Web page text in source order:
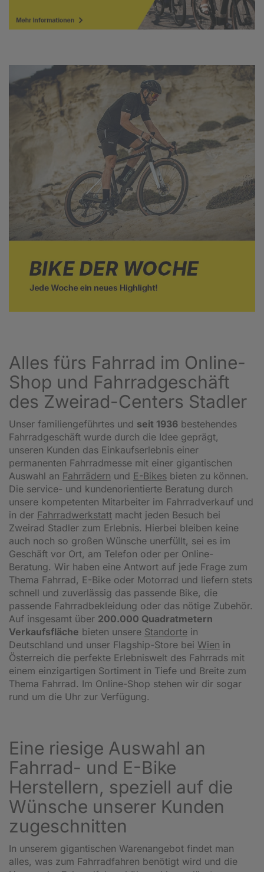
Alles fürs Fahrrad im Online-
Shop und Fahrradgeschäft
des Zweirad-Centers Stadler
Unser familiengeführtes und seit 1936 bestehendes
Fahrradgeschäft wurde durch die Idee geprägt,
unseren Kunden das Einkaufserlebnis einer
permanenten Fahrradmesse mit einer gigantischen
Auswahl an Fahrrädern und E-Bikes bieten zu können.
Die service- und kundenorientierte Beratung durch
unsere kompetenten Mitarbeiter im Fahrradverkauf und
in der Fahrradwerkstatt macht jeden Besuch bei
Zweirad Stadler zum Erlebnis. Hierbei bleiben keine
auch noch so großen Wünsche unerfüllt, sei es im
Geschäft vor Ort, am Telefon oder per Online-
Beratung. Wir haben eine Antwort auf jede Frage zum
Thema Fahrrad, E-Bike oder Motorrad und liefern stets
schnell und zuverlässig das passende Bike, die
passende Fahrradbekleidung oder das nötige Zubehör.
Auf insgesamt über 200.000 Quadratmetern
Verkaufsfläche bieten unsere Standorte in
Deutschland und unser Flagship-Store bei Wien in
Österreich die perfekte Erlebniswelt des Fahrrads mit
einem einzigartigen Sortiment in Tiefe und Breite zum
Thema Fahrrad. Im Online-Shop stehen wir dir sogar
rund um die Uhr zur Verfügung.
Eine riesige Auswahl an
Fahrrad- und E-Bike
Herstellern, speziell auf die
Wünsche unserer Kunden
zugeschnitten
In unserem gigantischen Warenangebot findet man
alles, was zum Fahrradfahren benötigt wird und die